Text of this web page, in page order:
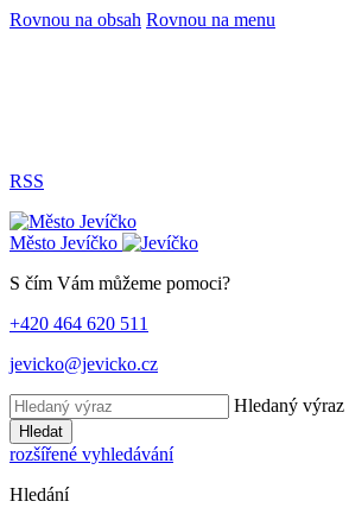
Rovnou na obsah Rovnou na menu
RSS
Město Jevíčko
S čím Vám můžeme pomoci?
+420 464 620 511
jevicko@jevicko.cz
Hledaný výraz
Hledat
rozšířené vyhledávání
Hledání